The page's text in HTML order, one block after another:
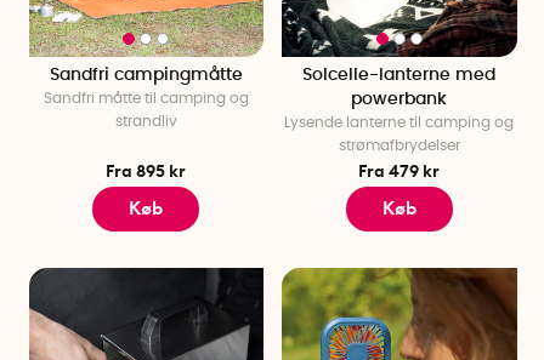
Sandfri campingmåtte
Sandfri måtte til camping og
strandliv
Fra 895 kr
Køb
Solcelle-lanterne med
powerbank
Lysende lanterne til camping og
strømafbrydelser
Fra 479 kr
Køb